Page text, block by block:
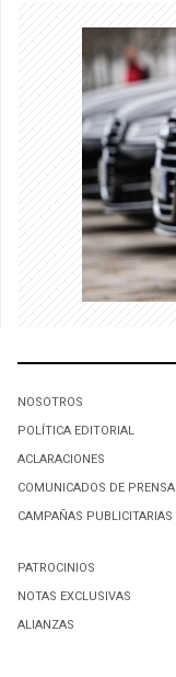
NOSOTROS
POLÍTICA EDITORIAL
ACLARACIONES
COMUNICADOS DE PRENSA
CAMPAÑAS PUBLICITARIAS
PATROCINIOS
NOTAS EXCLUSIVAS
ALIANZAS